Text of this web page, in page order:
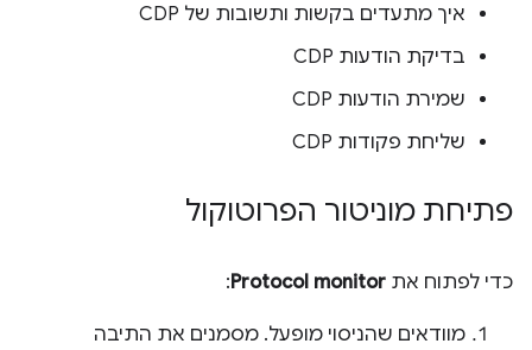
איך מתעדים בקשות ותשובות של CDP
בדיקת הודעות CDP
שמירת הודעות CDP
שליחת פקודות CDP
פתיחת מוניטור הפרוטוקול
כדי לפתוח את Protocol monitor
:
מוודאים שהניסוי מופעל. מסמנים את התיבה